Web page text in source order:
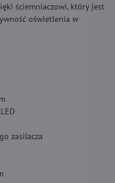
ściemniaczowi, który jest
oświetlenia w
zasilacza